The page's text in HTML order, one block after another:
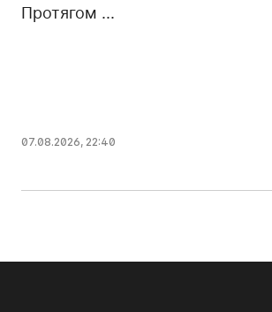
Протягом ...
07.08.2026, 22:40